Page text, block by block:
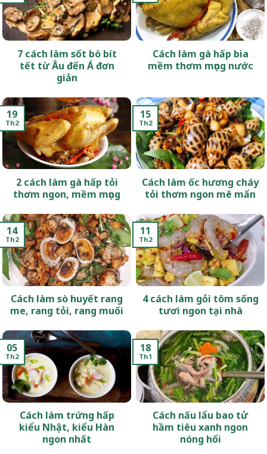
7 cách làm sốt bò bít
tết từ Âu đến Á đơn
giản
Cách làm gà hấp bia
mềm thơm mọng nước
2 cách làm gà hấp tỏi
thơm ngon, mềm mọng
19
Th2
Cách làm ốc hương cháy
tỏi thơm ngon mê mẩn
15
Th2
Cách làm sò huyết rang
me, rang tỏi, rang muối
14
Th2
4 cách làm gỏi tôm sống
tươi ngon tại nhà
11
Th2
Cách làm trứng hấp
kiểu Nhật, kiểu Hàn
ngon nhất
05
Th2
Cách nấu lẩu bao tử
hầm tiêu xanh ngon
nóng hổi
18
Th1